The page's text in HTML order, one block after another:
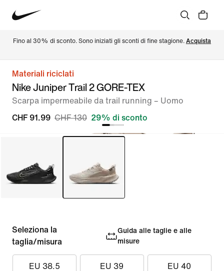
Fino al 30% di sconto. Sono iniziati gli sconti di fine stagione. Acquista
Materiali riciclati
Nike Juniper Trail 2 GORE-TEX
Scarpa impermeabile da trail running – Uomo
CHF 91.99 CHF 130 29% di sconto
Seleziona la
taglia/misura
Guida alle taglie e alle
misure
EU 38.5 EU 39 EU 40